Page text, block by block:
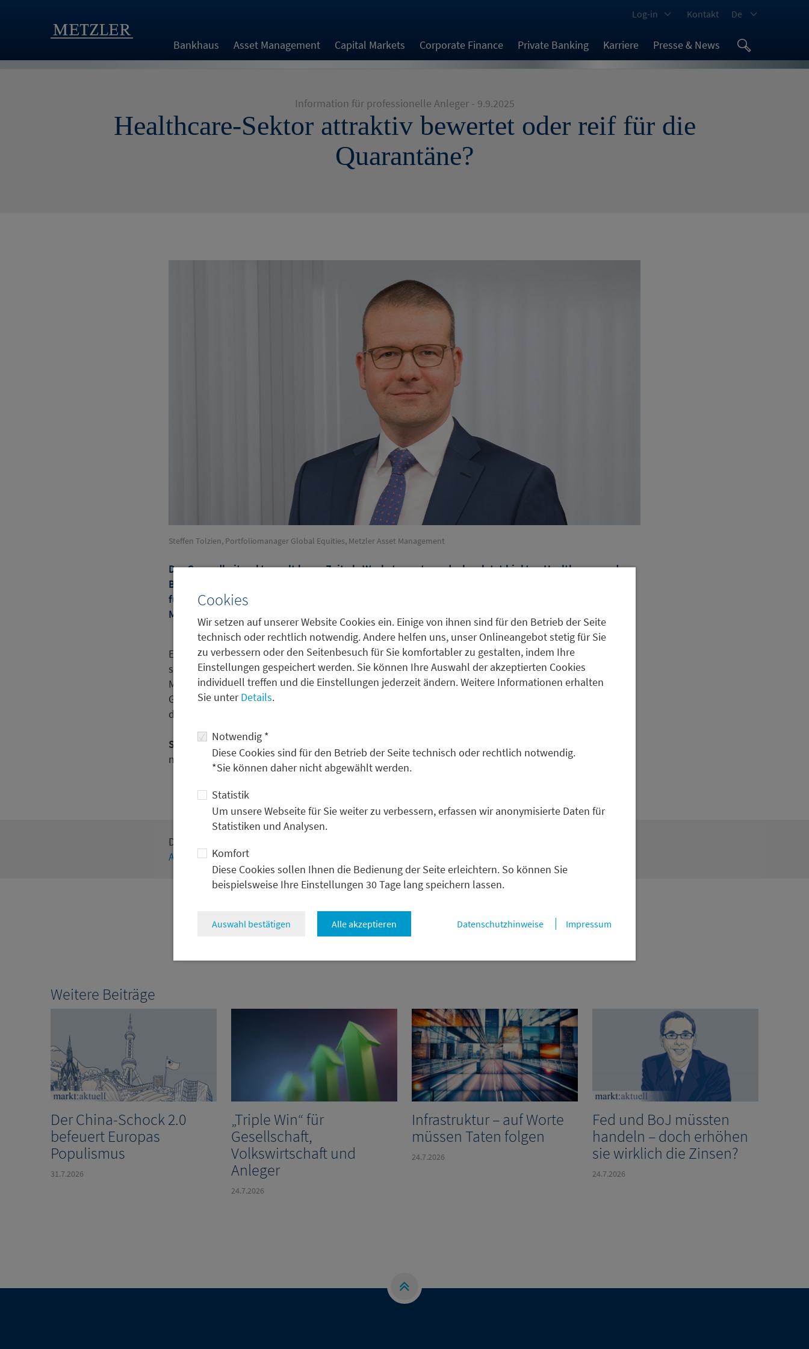
Cookies
Wir setzen auf unserer Website Cookies ein. Einige von ihnen sind für den Betrieb der Seite
technisch oder rechtlich notwendig. Andere helfen uns, unser Onlineangebot stetig für Sie
zu verbessern oder den Seitenbesuch für Sie komfortabler zu gestalten, indem Ihre
Einstellungen gespeichert werden. Sie können Ihre Auswahl der akzeptierten Cookies
individuell treffen und die Einstellungen jederzeit ändern. Weitere Informationen erhalten
Sie unterDetails.
Notwendig *
Diese Cookies sind für den Betrieb der Seite technisch oder rechtlich notwendig.
*Sie können daher nicht abgewählt werden.
Statistik
Um unsere Webseite für Sie weiter zu verbessern, erfassen wir anonymisierte Daten für
Statistiken und Analysen.
Komfort
Diese Cookies sollen Ihnen die Bedienung der Seite erleichtern. So können Sie
beispielsweise Ihre Einstellungen 30 Tage lang speichern lassen.
Auswahl bestätigen Alle akzeptieren Datenschutzhinweise Impressum
Bankhaus Asset Management Capital Markets Corporate Finance Private Banking Karriere Presse & News
Log-in Kontakt De
Information für professionelle Anleger - 9.9.2025
Healthcare-Sektor attraktiv bewertet oder reif für die
Quarantäne?
Steffen Tolzien, Portfoliomanager Global Equities, Metzler Asset Management
Der Gesundheitssektor galt lange Zeit als Wachstumsstory, doch zuletzt hinkten Healthcare- und
Biotech-Aktien dem Gesamtmarkt deutlich hinterher. In einer aktuellen Umfrage von e-
fundresearch.com ordnet Steffen Tolzien, Portfoliomanager Global Equities bei Metzler Asset
Management, diese Entwicklung ein.
Er sieht mehrere starke strukturelle Treiber für den Gesundheitssektor: die alternde Bevölkerung mit
steigender Medikamentennachfrage, hohe Forschungsausgaben der Pharmaunternehmen und die
Möglichkeiten, die Künstliche Intelligenz bietet, um Forschungsprozesse effizienter zu gestalten.
Gleichzeitig mahnt er, dass Kostendruck, strengere Regulierung und politische Unsicherheiten – etwa
die Debatte um Medikamentenpreise in den USA – den Sektor belasten können.
Sein Fazit:Trotz bestehender Risiken bietet der Gesundheitssektor attraktive Chancen, da viele
negative Faktoren im Markt eingepreist sind.
Die vollständige Umfrage mit der Analyse von Steffen Tolzien finden Sie direkt bei e-fundresearch:
Artikel
zurück
Weitere Beiträge
Der China-Schock 2.0
befeuert Europas
Populismus
31.7.2026
„Triple Win“ für
Gesellschaft,
Volkswirtschaft und
Anleger
24.7.2026
Infrastruktur – auf Worte
müssen Taten folgen
24.7.2026
Fed und BoJ müssten
handeln – doch erhöhen
sie wirklich die Zinsen?
24.7.2026